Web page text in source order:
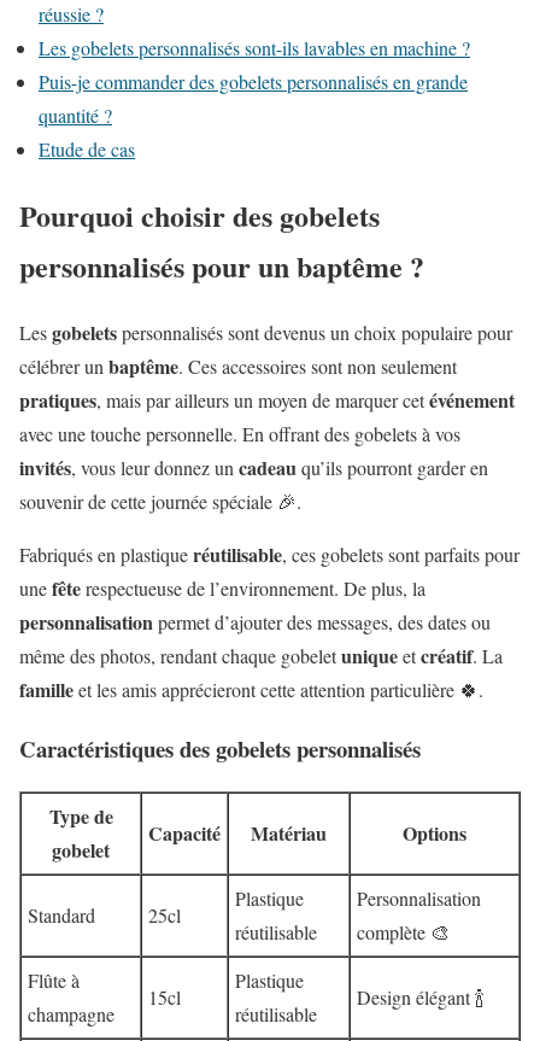
réussie ?
Les gobelets personnalisés sont-ils lavables en machine ?
Puis-je commander des gobelets personnalisés en grande
quantité ?
Etude de cas
Pourquoi choisir des gobelets
personnalisés pour un baptême ?
Lesgobeletspersonnalisés sont devenus un choix populaire pour
célébrer un baptême. Ces accessoires sont non seulement
pratiques, mais par ailleurs un moyen de marquer cetévénement
avec une touche personnelle. En offrant des gobelets à vos
invités, vous leur donnez un cadeauqu’ils pourront garder en
souvenir de cette journée spéciale 🎉.
Fabriqués en plastiqueréutilisable, ces gobelets sont parfaits pour
unefêterespectueuse de l’environnement. De plus, la
personnalisationpermet d’ajouter des messages, des dates ou
même des photos, rendant chaque gobeletuniqueetcréatif. La
familleet les amis apprécieront cette attention particulière 🍀.
Caractéristiques des gobelets personnalisés
Type de
gobelet
Capacité Matériau Options
Standard 25cl
Plastique
réutilisable
Personnalisation
complète 🎨
Flûte à
champagne
15cl
Plastique
réutilisable
Design élégant 🍾